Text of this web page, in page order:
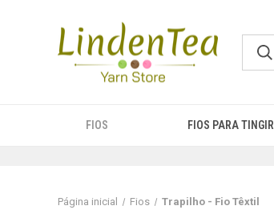
FIOS FIOS PARA TINGIR
Página inicial Fios Trapilho - Fio Têxtil